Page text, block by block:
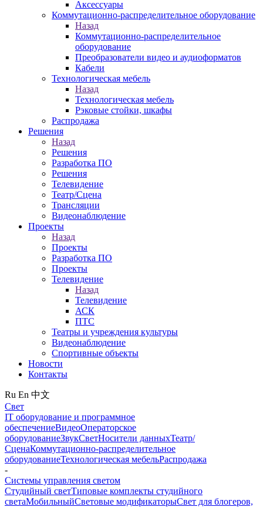
Аксессуары
Коммутационно-распределительное оборудование
Назад
Коммутационно-распределительное
оборудование
Преобразователи видео и аудиоформатов
Кабели
Технологическая мебель
Назад
Технологическая мебель
Рэковые стойки, шкафы
Распродажа
Решения
Назад
Решения
Разработка ПО
Решения
Телевидение
Театр/Сцена
Трансляции
Видеонаблюдение
Проекты
Назад
Проекты
Разработка ПО
Проекты
Телевидение
Назад
Телевидение
АСК
ПТС
Театры и учреждения культуры
Видеонаблюдение
Спортивные объекты
Новости
Контакты
Ru En 中文
Свет
IT оборудование и программное
обеспечениеВидеоОператорское
оборудованиеЗвукСветНосители данныхТеатр/
СценаКоммутационно-распределительное
оборудованиеТехнологическая мебельРаспродажа
-
Системы управления светом
Студийный светТиповые комплекты студийного
светаМобильныйСветовые модификаторыСвет для блогеров,